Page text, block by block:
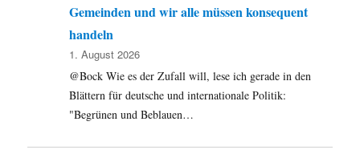
Gemeinden und wir alle müssen konsequent
handeln
1. August 2026
@Bock Wie es der Zufall will, lese ich gerade in den
Blättern für deutsche und internationale Politik:
"Begrünen und Beblauen…